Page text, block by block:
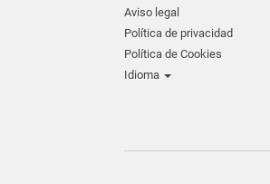
Aviso legal
Política de privacidad
Política de Cookies
Idioma